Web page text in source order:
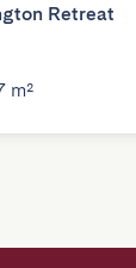
Retreat
m²